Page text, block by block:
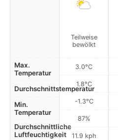
Max.
Temperatur
Durchschnittstemperatur
Min.
Temperatur
Durchschnittliche
Luftfeuchtigkeit
Teilweise
bewölkt
3.0°C
1.8°C
-1.3°C
87%
11.9 kph